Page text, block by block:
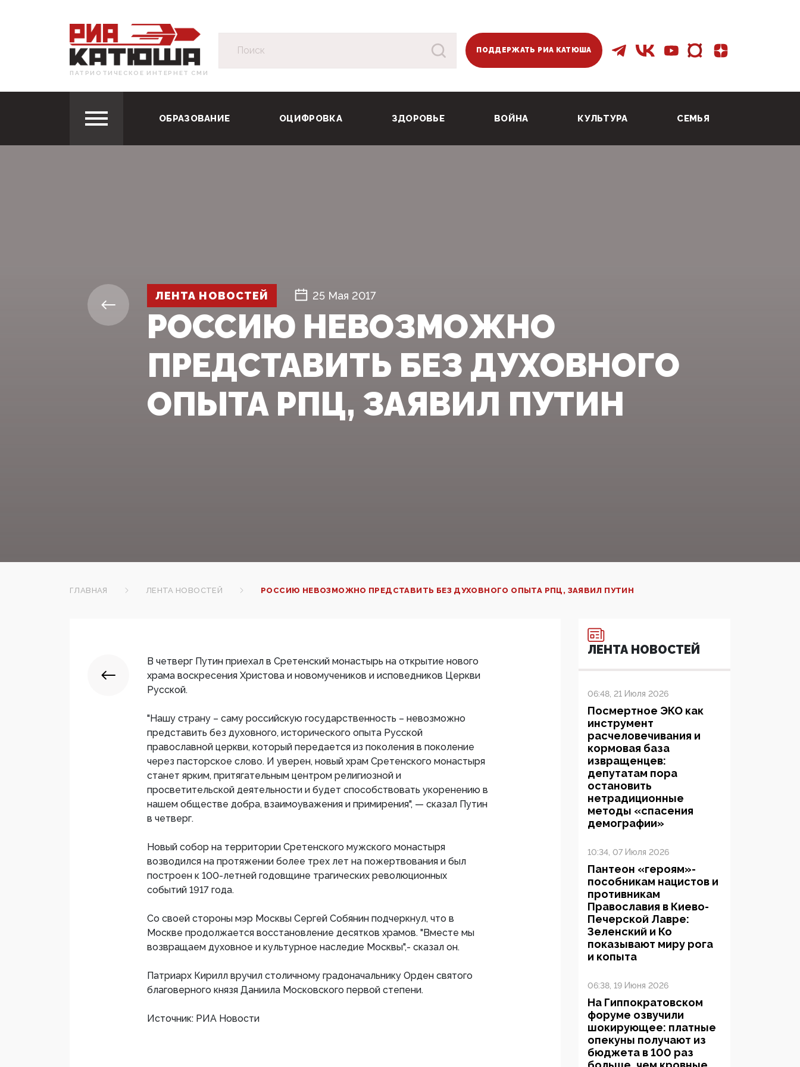
ПАТРИОТИЧЕСКОЕ ИНТЕРНЕТ СМИ
ПОДДЕРЖАТЬ РИА КАТЮША
ОБРАЗОВАНИЕ ОЦИФРОВКА ЗДОРОВЬЕ ВОЙНА КУЛЬТУРА СЕМЬЯ
ЛЕНТА НОВОСТЕЙ 25 Мая 2017
РОССИЮ НЕВОЗМОЖНО
ПРЕДСТАВИТЬ БЕЗ ДУХОВНОГО
ОПЫТА РПЦ, ЗАЯВИЛ ПУТИН‍
ГЛАВНАЯ ЛЕНТА НОВОСТЕЙ РОССИЮ НЕВОЗМОЖНО ПРЕДСТАВИТЬ БЕЗ ДУХОВНОГО ОПЫТА РПЦ, ЗАЯВИЛ ПУТИН‍
В четверг Путин приехал в Сретенский монастырь на открытие нового
храма воскресения Христова и новомучеников и исповедников Церкви
Русской.
"Нашу страну – саму российскую государственность – невозможно
представить без духовного, исторического опыта Русской
православной церкви, который передается из поколения в поколение
через пасторское слово. И уверен, новый храм Сретенского монастыря
станет ярким, притягательным центром религиозной и
просветительской деятельности и будет способствовать укоренению в
нашем обществе добра, взаимоуважения и примирения", — сказал Путин
в четверг.
Новый собор на территории Сретенского мужского монастыря
возводился на протяжении более трех лет на пожертвования и был
построен к 100-летней годовщине трагических революционных
событий 1917 года.
Со своей стороны мэр Москвы Сергей Собянин подчеркнул, что в
Москве продолжается восстановление десятков храмов. "Вместе мы
возвращаем духовное и культурное наследие Москвы",- сказал он.
Патриарх Кирилл вручил столичному градоначальнику Орден святого
благоверного князя Даниила Московского первой степени.
Источник: РИА Новости
ЛЕНТА НОВОСТЕЙ
06:48, 21 Июля 2026
Посмертное ЭКО как
инструмент
расчеловечивания и
кормовая база
извращенцев:
депутатам пора
остановить
нетрадиционные
методы «спасения
демографии»
10:34, 07 Июля 2026
Пантеон «героям»-
пособникам нацистов и
противникам
Православия в Киево-
Печерской Лавре:
Зеленский и Ко
показывают миру рога
и копыта
06:38, 19 Июня 2026
На Гиппократовском
форуме озвучили
шокирующее: платные
опекуны получают из
бюджета в 100 раз